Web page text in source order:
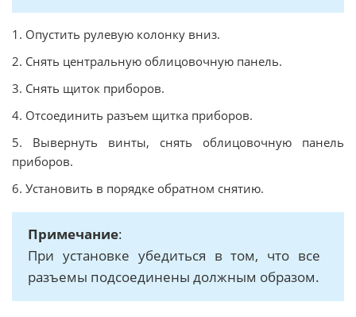
1. Опустить рулевую колонку вниз.
2. Снять центральную облицовочную панель.
3. Снять щиток приборов.
4. Отсоединить разъем щитка приборов.
5. Вывернуть винты, снять облицовочную панель
приборов.
6. Установить в порядке обратном снятию.
Примечание:
При установке убедиться в том, что все
разъемы подсоединены должным образом.